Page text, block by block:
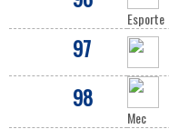
Esporte
97
98
Mec